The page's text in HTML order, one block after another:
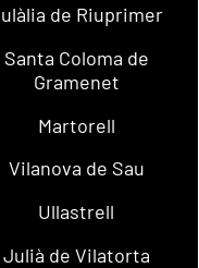
de Riuprimer
Santa Coloma de
Gramenet
Martorell
Vilanova de Sau
Ullastrell
Julià de Vilatorta